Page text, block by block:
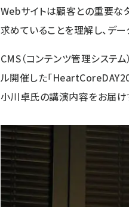
Webサイトは顧客との重要な
求めていることを理解し、デ
CMS（コンテンツ管理システ
ル開催した「
小川卓氏の講演内容をお届け